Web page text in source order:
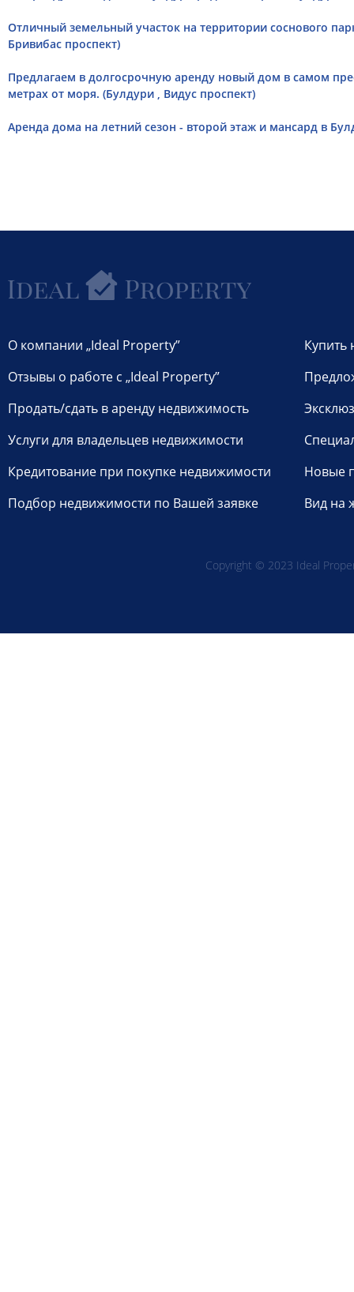
Отличный земельный участок на территории соснового
Бривибас проспект)
Предлагаем в долгосрочную аренду новый дом в самом
метрах от моря. (Булдури , Видус проспект)
Аренда дома на летний сезон - второй этаж и мансард в
О компании „Ideal Property”
Отзывы о работе с „Ideal Property”
Продать/сдать в аренду недвижимость
Услуги для владельцев недвижимости
Кредитование при покупке недвижимости
Подбор недвижимости по Вашей заявке
Купить
Новые
Вид на
Copyright © 2023 Ideal